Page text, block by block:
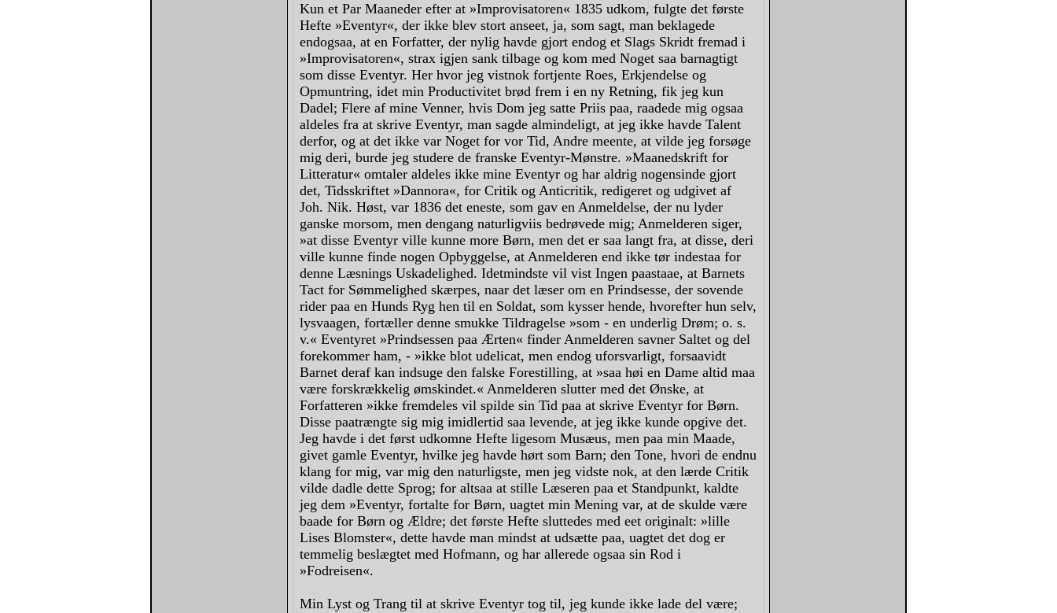
Kun et Par Maaneder efter at »Improvisatoren« 1835 udkom, fulgte det første
Hefte »Eventyr«, der ikke blev stort anseet, ja, som sagt, man beklagede
endogsaa, at en Forfatter, der nylig havde gjort endog et Slags Skridt fremad i
»Improvisatoren«, strax igjen sank tilbage og kom med Noget saa barnagtigt
som disse Eventyr. Her hvor jeg vistnok fortjente Roes, Erkjendelse og
Opmuntring, idet min Productivitet brød frem i en ny Retning, fik jeg kun
Dadel; Flere af mine Venner, hvis Dom jeg satte Priis paa, raadede mig ogsaa
aldeles fra at skrive Eventyr, man sagde almindeligt, at jeg ikke havde Talent
derfor, og at det ikke var Noget for vor Tid, Andre meente, at vilde jeg forsøge
mig deri, burde jeg studere de franske Eventyr-Mønstre. »Maanedskrift for
Litteratur« omtaler aldeles ikke mine Eventyr og har aldrig nogensinde gjort
det, Tidsskriftet »Dannora«, for Critik og Anticritik, redigeret og udgivet af
Joh. Nik. Høst, var 1836 det eneste, som gav en Anmeldelse, der nu lyder
ganske morsom, men dengang naturligviis bedrøvede mig; Anmelderen siger,
»at disse Eventyr ville kunne more Børn, men det er saa langt fra, at disse, deri
ville kunne finde nogen Opbyggelse, at Anmelderen end ikke tør indestaa for
denne Læsnings Uskadelighed. Idetmindste vil vist Ingen paastaae, at Barnets
Tact for Sømmelighed skærpes, naar det læser om en Prindsesse, der sovende
rider paa en Hunds Ryg hen til en Soldat, som kysser hende, hvorefter hun selv,
lysvaagen, fortæller denne smukke Tildragelse »som - en underlig Drøm; o. s.
v.« Eventyret »Prindsessen paa Ærten« finder Anmelderen savner Saltet og del
forekommer ham, - »ikke blot udelicat, men endog uforsvarligt, forsaavidt
Barnet deraf kan indsuge den falske Forestilling, at »saa høi en Dame altid maa
være forskrækkelig ømskindet.« Anmelderen slutter med det Ønske, at
Forfatteren »ikke fremdeles vil spilde sin Tid paa at skrive Eventyr for Børn.
Disse paatrængte sig mig imidlertid saa levende, at jeg ikke kunde opgive det.
Jeg havde i det først udkomne Hefte ligesom Musæus, men paa min Maade,
givet gamle Eventyr, hvilke jeg havde hørt som Barn; den Tone, hvori de endnu
klang for mig, var mig den naturligste, men jeg vidste nok, at den lærde Critik
vilde dadle dette Sprog; for altsaa at stille Læseren paa et Standpunkt, kaldte
jeg dem »Eventyr, fortalte for Børn, uagtet min Mening var, at de skulde være
baade for Børn og Ældre; det første Hefte sluttedes med eet originalt: »lille
Lises Blomster«, dette havde man mindst at udsætte paa, uagtet det dog er
temmelig beslægtet med Hofmann, og har allerede ogsaa sin Rod i
»Fodreisen«.
Min Lyst og Trang til at skrive Eventyr tog til, jeg kunde ikke lade del være;